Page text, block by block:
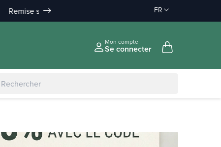
àpd 35€ en Point Relais &
Remise sur la commande : -10% àpd 150€
FR
Mon compte
Se connecter